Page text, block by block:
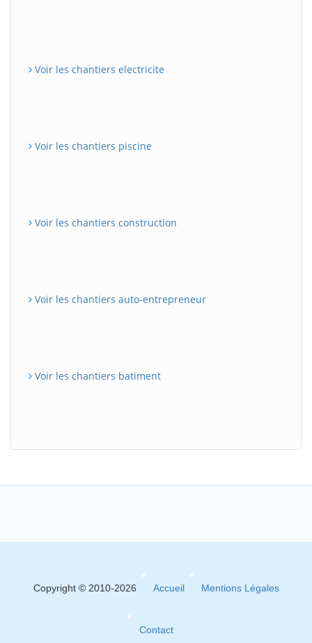
Voir les chantiers electricite
Voir les chantiers piscine
Voir les chantiers construction
Voir les chantiers auto-entrepreneur
Voir les chantiers batiment
Copyright © 2010-2026 Accueil Mentions Légales
Contact